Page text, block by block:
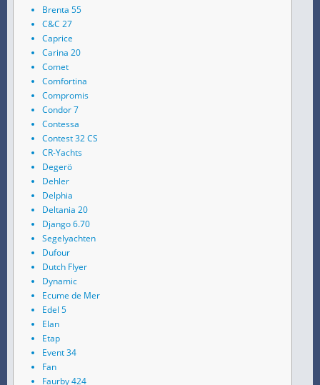
Brenta 55
C&C 27
Caprice
Carina 20
Comet
Comfortina
Compromis
Condor 7
Contessa
Contest 32 CS
CR-Yachts
Degerö
Dehler
Delphia
Deltania 20
Django 6.70
Segelyachten
Dufour
Dutch Flyer
Dynamic
Ecume de Mer
Edel 5
Elan
Etap
Event 34
Fan
Faurby 424